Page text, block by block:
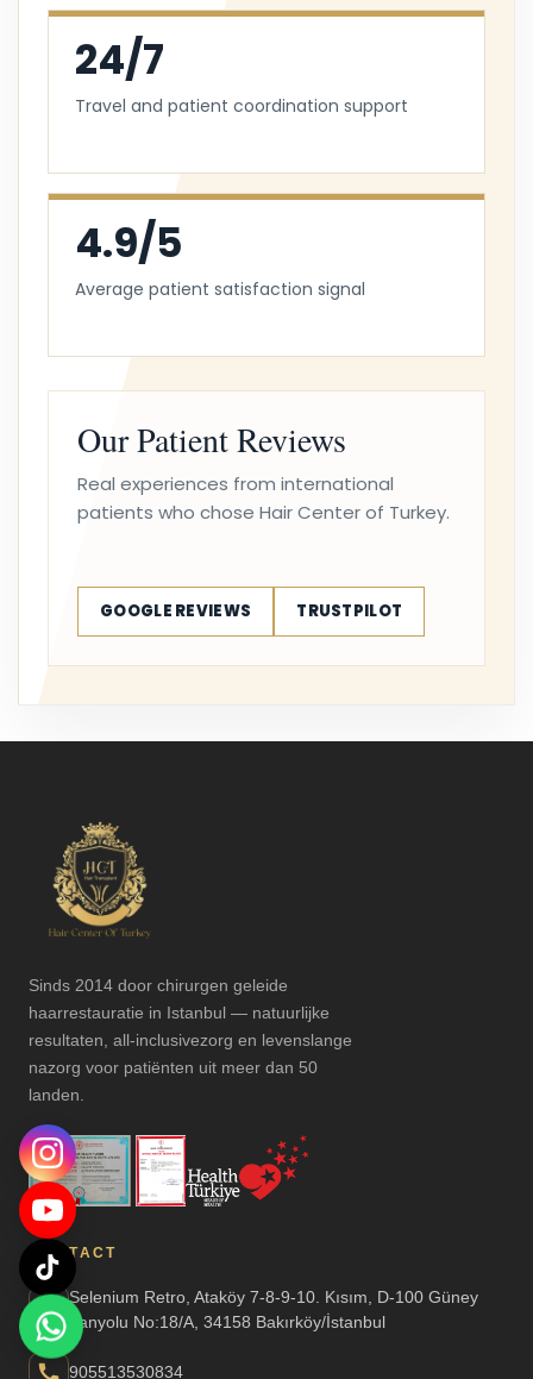
24/7
Travel and patient coordination support
4.9/5
Average patient satisfaction signal
Our Patient Reviews
Real experiences from international
patients who chose Hair Center of Turkey.
GOOGLE REVIEWS TRUSTPILOT
Sinds 2014 door chirurgen geleide
haarrestauratie in Istanbul — natuurlijke
resultaten, all-inclusivezorg en levenslange
nazorg voor patiënten uit meer dan 50
landen.
CONTACT
Selenium Retro, Ataköy 7-8-9-10. Kısım, D-100 Güney
Yanyolu No:18/A, 34158 Bakırköy/İstanbul
905513530834